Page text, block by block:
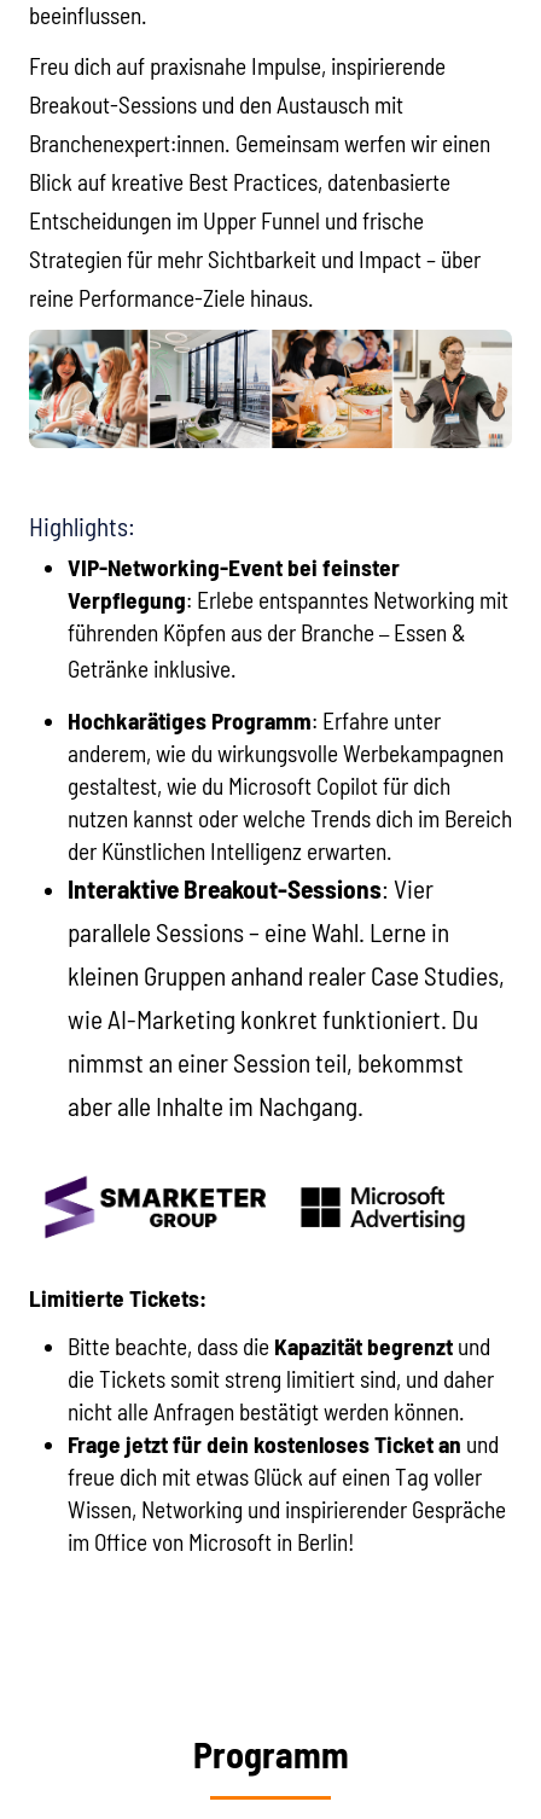
beeinflussen.
Freu dich auf praxisnahe Impulse, inspirierende
Breakout-Sessions und den Austausch mit
Branchenexpert:innen. Gemeinsam werfen wir einen
Blick auf kreative Best Practices, datenbasierte
Entscheidungen im Upper Funnel und frische
Strategien für mehr Sichtbarkeit und Impact – über
reine Performance-Ziele hinaus.
Highlights:
VIP-Networking-Event bei feinster
Verpflegung: Erlebe entspanntes Networking mit
führenden Köpfen aus der Branche –Essen &
Getränke inklusive.
Hochkarätiges Programm: Erfahre unter
anderem, wie du wirkungsvolle Werbekampagnen
gestaltest, wie du Microsoft Copilot für dich
nutzen kannst oder welche Trends dich im Bereich
der Künstlichen Intelligenz erwarten.
Interaktive Breakout-Sessions: Vier
parallele Sessions – eine Wahl. Lerne in
kleinen Gruppen anhand realer Case Studies,
wie AI-Marketing konkret funktioniert. Du
nimmst an einer Session teil, bekommst
aber alle Inhalte im Nachgang.
Limitierte Tickets:
Bitte beachte, dass die Kapazität begrenzt und
die Tickets somit streng limitiert sind, und daher
nicht alle Anfragen bestätigt werden können.
Frage jetzt für dein kostenloses Ticket an und
freue dich mit etwas Glück auf einen Tag voller
Wissen, Networking und inspirierender Gespräche
im Office von Microsoft in Berlin!
Programm